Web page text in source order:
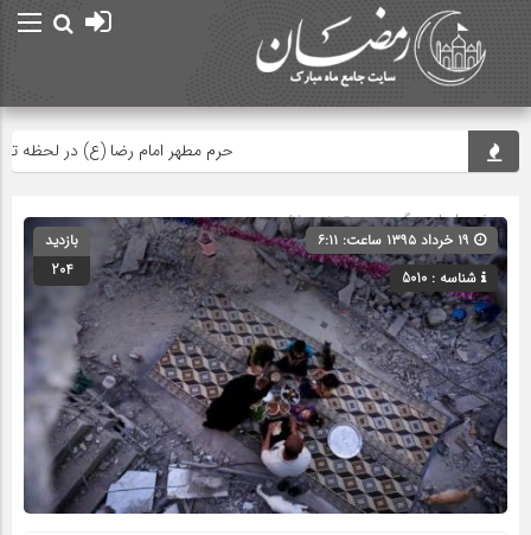
حرم مطهر امام رضا (ع) در لحظه تحویل
صفحه اصلی» گروه » دسته‌بندی نشده
شناسه : 5010
بازدید
204